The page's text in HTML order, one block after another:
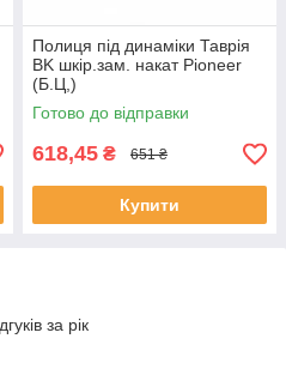
Полиця під динаміки Таврія
BK шкір.зам. накат Pioneer
(Б.Ц,)
Готово до відправки
618,45 ₴ 651 ₴
Купити
за рік